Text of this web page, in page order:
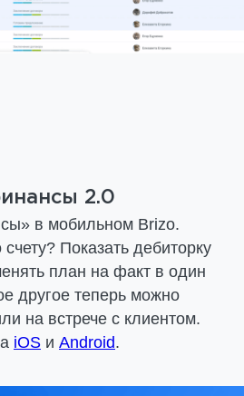
2.0
в мобильном Brizo.
Показать дебиторку
план на факт в один
другое теперь можно
на встрече с клиентом.
iOS и Android.